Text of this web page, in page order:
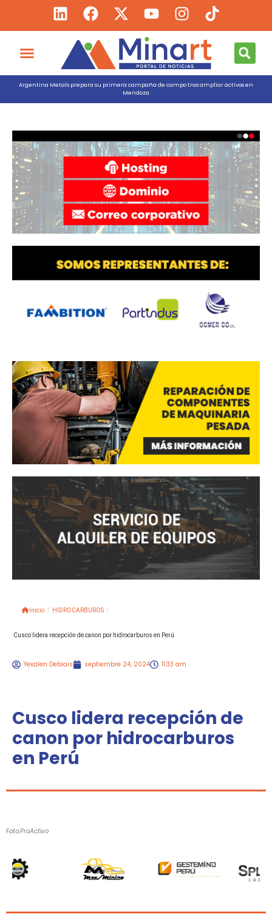
Argentina Metals prepara su primera campaña de campo tras ampliar activos en
Mendoza
Inicio / HIDROCARBUROS /
Cusco lidera recepción de canon por hidrocarburos en Perú
Yexalen Debiais septiembre 24, 2024 11:33 am
Cusco lidera recepción de
canon por hidrocarburos
en Perú
Foto:ProActivo